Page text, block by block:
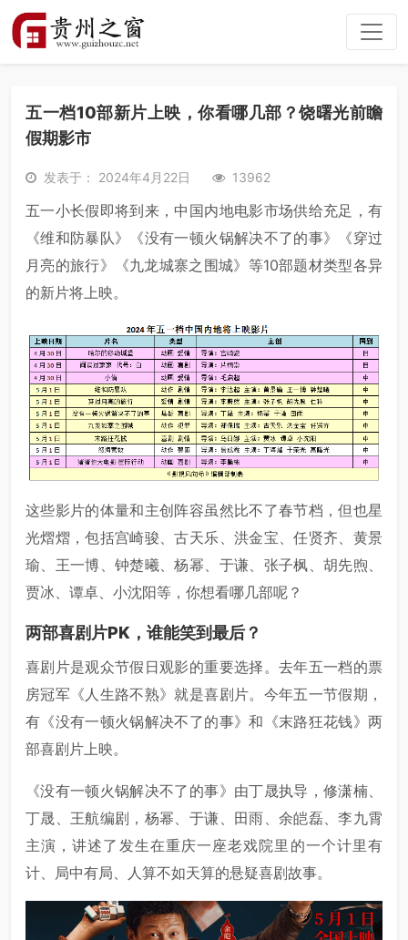
五一档10部新片上映，你看哪几部？饶曙光前瞻
假期影市
发表于： 2024年4月22日 13962
五一小长假即将到来，中国内地电影市场供给充足，有
《维和防暴队》《没有一顿火锅解决不了的事》《穿过
月亮的旅行》《九龙城寨之围城》等10部题材类型各异
的新片将上映。
这些影片的体量和主创阵容虽然比不了春节档，但也星
光熠熠，包括宫崎骏、古天乐、洪金宝、任贤齐、黄景
瑜、王一博、钟楚曦、杨幂、于谦、张子枫、胡先煦、
贾冰、谭卓、小沈阳等，你想看哪几部呢？
两部喜剧片PK，谁能笑到最后？
喜剧片是观众节假日观影的重要选择。去年五一档的票
房冠军《人生路不熟》就是喜剧片。今年五一节假期，
有《没有一顿火锅解决不了的事》和《末路狂花钱》两
部喜剧片上映。
《没有一顿火锅解决不了的事》由丁晟执导，修潇楠、
丁晟、王航编剧，杨幂、于谦、田雨、余皑磊、李九霄
主演，讲述了发生在重庆一座老戏院里的一个计里有
计、局中有局、人算不如天算的悬疑喜剧故事。